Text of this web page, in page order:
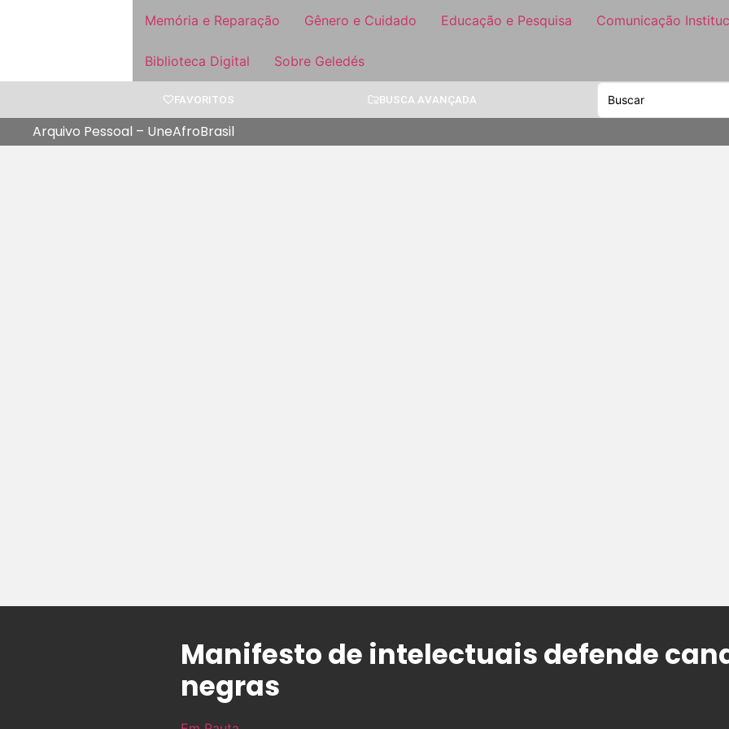
Memória e Reparação Gênero e Cuidado Educação e Pesquisa Comunicação
Biblioteca Digital Sobre Geledés
FAVORITOS BUSCA AVANÇADA
Arquivo Pessoal – UneAfroBrasil
Manifesto de intelectuais defende
negras